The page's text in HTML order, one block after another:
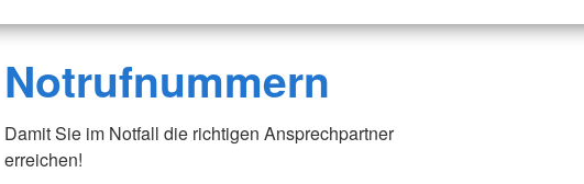
Notrufnummern
Damit Sie im Notfall die richtigen Ansprechpartner
erreichen!